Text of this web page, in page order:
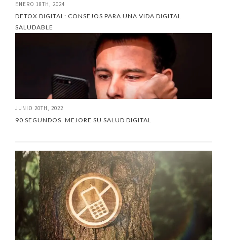
ENERO 18TH, 2024
DETOX DIGITAL: CONSEJOS PARA UNA VIDA DIGITAL
SALUDABLE
JUNIO 20TH, 2022
90 SEGUNDOS. MEJORE SU SALUD DIGITAL